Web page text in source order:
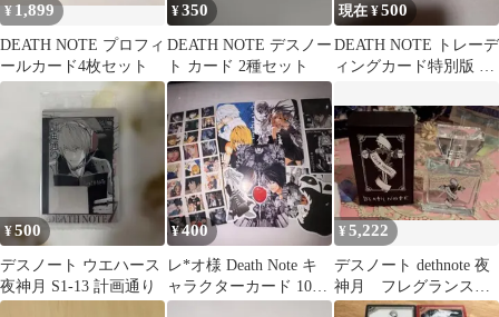
¥ 1,899
DEATH NOTE プロフィ
ールカード4枚セット
¥350
DEATH NOTE デスノー
ト カード 2種セット
現在 ¥500
DEATH NOTE トレーデ
ィングカード特別版 5
¥500
デスノート ウエハース
夜神月 S1-13 計画通り
¥400
レ*オ様 Death Note キ
ャラクターカード 10枚
セット、レアシー
¥5,222
デスノート dethnote 夜
神月 フレグランス
香水